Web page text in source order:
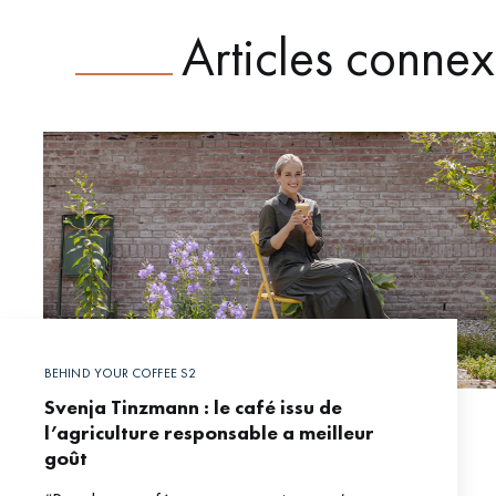
Articles
BEHIND YOUR COFFEE S2
Svenja Tinzmann : le café issu de
l’agriculture responsable a meilleur
goût